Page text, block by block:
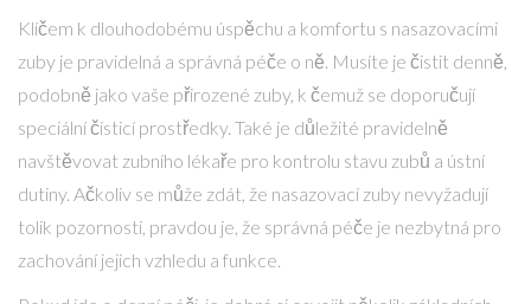
Klíčem k dlouhodobému úspěchu a komfortu s nasazovacími
zuby je pravidelná a správná péče o ně. Musíte je čistit denně,
podobně jako vaše přirozené zuby, k čemuž se doporučují
speciální čisticí prostředky. Také je důležité pravidelně
navštěvovat zubního lékaře pro kontrolu stavu zubů a ústní
dutiny. Ačkoliv se může zdát, že nasazovací zuby nevyžadují
tolik pozornosti, pravdou je, že správná péče je nezbytná pro
zachování jejich vzhledu a funkce.